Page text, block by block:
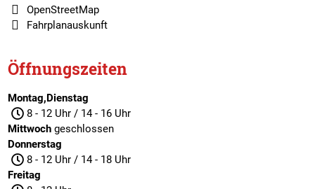
OpenStreetMap
Fahrplanauskunft
Öffnungszeiten
Montag,Dienstag
8 - 12 Uhr / 14 - 16 Uhr
Mittwochgeschlossen
Donnerstag
8 - 12 Uhr / 14 - 18 Uhr
Freitag